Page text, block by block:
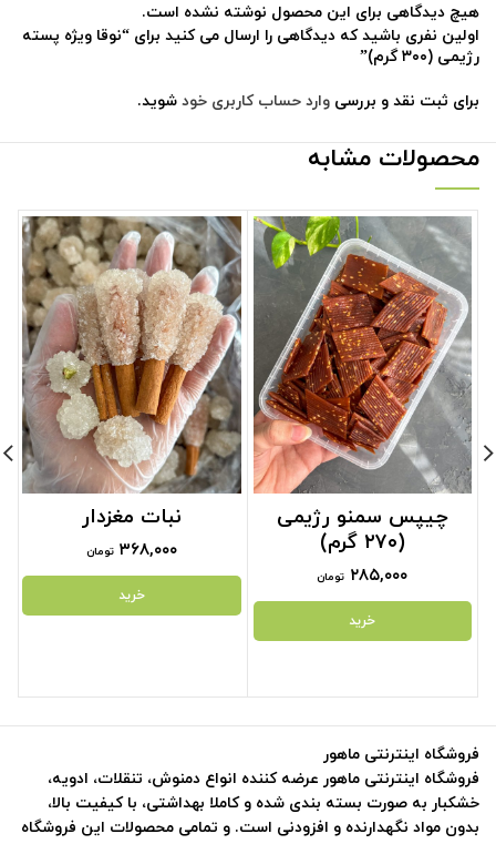
هیچ دیدگاهی برای این محصول نوشته نشده است.
اولین نفری باشید که دیدگاهی را ارسال می کنید برای “نوقا ویژه پسته
رژیمی (۳۰۰ گرم)”
برای ثبت نقد و بررسی وارد حساب کاربری خود شوید.
محصولات مشابه
چیپس سمنو رژیمی
(۲۷۰ گرم)
۲۸۵,۰۰۰ تومان
خرید
نبات مغزدار
۳۶۸,۰۰۰ تومان
خرید
فروشگاه اینترنتی ماهور
فروشگاه اینترنتی ماهور عرضه کننده انواع دمنوش، تنقلات، ادویه،
خشکبار به صورت بسته بندی شده و کاملا بهداشتی، با کیفیت بالا،
بدون مواد نگهدارنده و افزودنی است. و تمامی محصولات این فروشگاه